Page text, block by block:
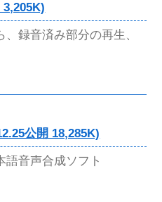
3,205K)
録音済み部分の再生、
公開 18,285K)
語音声合成ソフト